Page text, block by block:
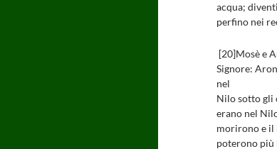
acqua;
perfino nei
[20]Mosè e
Signore:
nel
Nilo sotto gli
erano nel
morirono e il
poterono più